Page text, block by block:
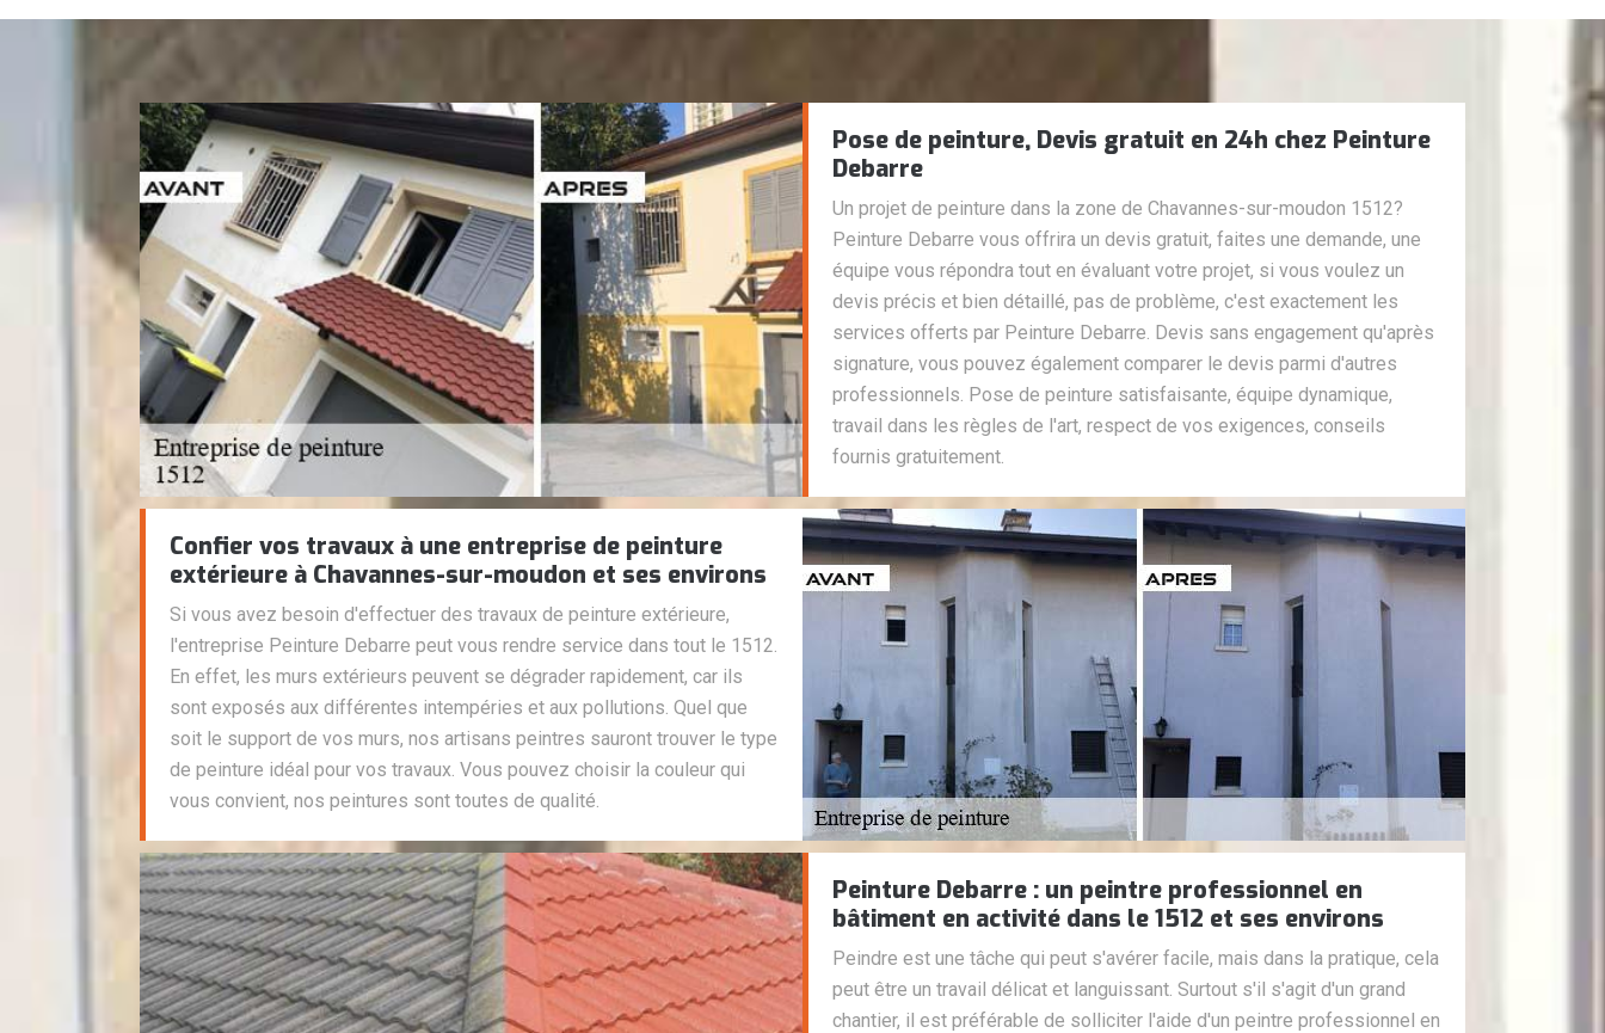
Pose de peinture, Devis gratuit en 24h chez Peinture
Debarre
Un projet de peinture dans la zone de Chavannes-sur-moudon 1512?
Peinture Debarre vous offrira un devis gratuit, faites une demande, une
équipe vous répondra tout en évaluant votre projet, si vous voulez un
devis précis et bien détaillé, pas de problème, c'est exactement les
services offerts par Peinture Debarre. Devis sans engagement qu'après
signature, vous pouvez également comparer le devis parmi d'autres
professionnels. Pose de peinture satisfaisante, équipe dynamique,
travail dans les règles de l'art, respect de vos exigences, conseils
fournis gratuitement.
Confier vos travaux à une entreprise de peinture
extérieure à Chavannes-sur-moudon et ses environs
Si vous avez besoin d'effectuer des travaux de peinture extérieure,
l'entreprise Peinture Debarre peut vous rendre service dans tout le 1512.
En effet, les murs extérieurs peuvent se dégrader rapidement, car ils
sont exposés aux différentes intempéries et aux pollutions. Quel que
soit le support de vos murs, nos artisans peintres sauront trouver le type
de peinture idéal pour vos travaux. Vous pouvez choisir la couleur qui
vous convient, nos peintures sont toutes de qualité.
Peinture Debarre : un peintre professionnel en
bâtiment en activité dans le 1512 et ses environs
Peindre est une tâche qui peut s'avérer facile, mais dans la pratique, cela
peut être un travail délicat et languissant. Surtout s'il s'agit d'un grand
chantier, il est préférable de solliciter l'aide d'un peintre professionnel en